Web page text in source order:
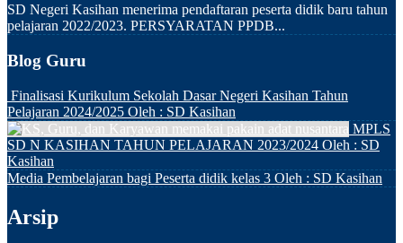
SD Negeri Kasihan menerima pendaftaran peserta didik baru tahun
pelajaran 2022/2023. PERSYARATAN PPDB...
Blog Guru
Finalisasi Kurikulum Sekolah Dasar Negeri Kasihan Tahun
Pelajaran 2024/2025 Oleh : SD Kasihan
MPLS
SD N KASIHAN TAHUN PELAJARAN 2023/2024 Oleh : SD
Kasihan
Media Pembelajaran bagi Peserta didik kelas 3 Oleh : SD Kasihan
Arsip